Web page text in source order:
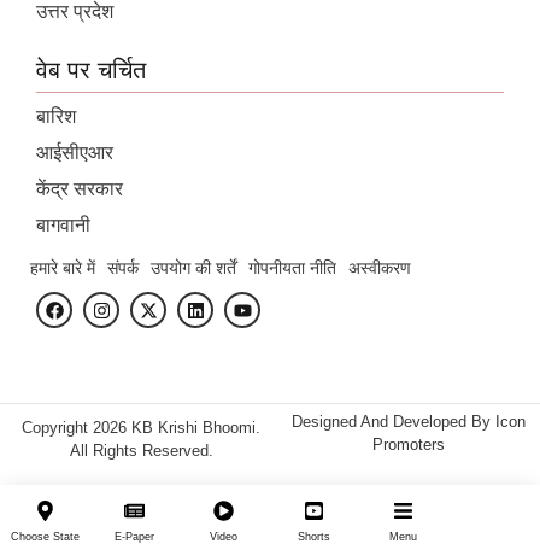
उत्तर प्रदेश
वेब पर चर्चित
बारिश
आईसीएआर
केंद्र सरकार
बागवानी
हमारे बारे में संपर्क उपयोग की शर्तें गोपनीयता नीति अस्वीकरण
Copyright 2026 KB Krishi Bhoomi.
All Rights Reserved.
Designed And Developed By Icon
Promoters
Choose State E-Paper Video Shorts Menu